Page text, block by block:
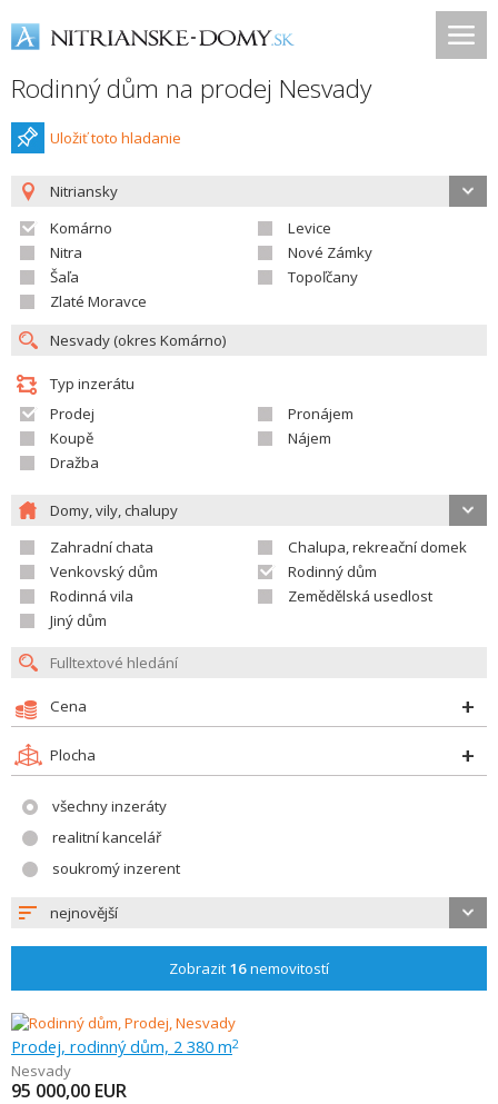
Rodinný dům na prodej Nesvady
Uložiť toto hladanie
Nitriansky
Komárno
Levice
Nitra
Nové Zámky
Šaľa
Topoľčany
Zlaté Moravce
Typ inzerátu
Prodej
Pronájem
Koupě
Nájem
Dražba
Domy, vily, chalupy
Zahradní chata
Chalupa, rekreační domek
Venkovský dům
Rodinný dům
Rodinná vila
Zemědělská usedlost
Jiný dům
Cena
Plocha
všechny inzeráty
realitní kancelář
soukromý inzerent
nejnovější
Zobrazit 16nemovitostí
Prodej, rodinný dům, 2 380 m2
Nesvady
95 000,00 EUR